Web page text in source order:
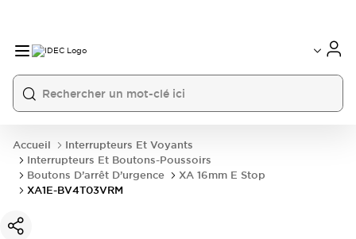
Accueil
Interrupteurs Et Voyants
Interrupteurs Et Boutons-Poussoirs
Boutons D’arrêt D’urgence
XA 16mm E Stop
XA1E-BV4T03VRM